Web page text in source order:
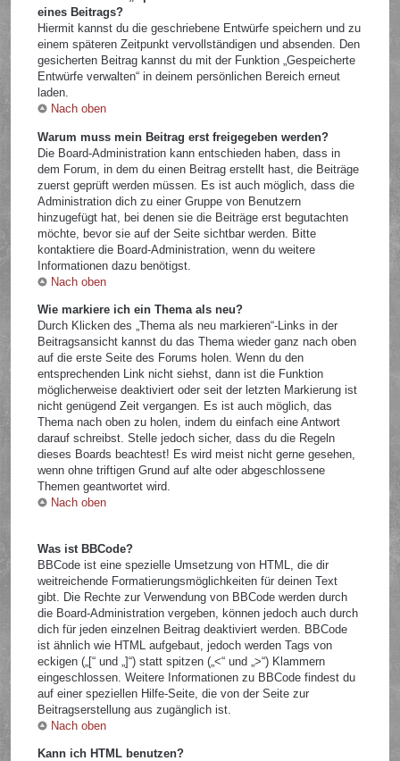
eines Beitrags?
Hiermit kannst du die geschriebene Entwürfe speichern und zu
einem späteren Zeitpunkt vervollständigen und absenden. Den
gesicherten Beitrag kannst du mit der Funktion „Gespeicherte
Entwürfe verwalten“ in deinem persönlichen Bereich erneut
laden.
Nach oben
Warum muss mein Beitrag erst freigegeben werden?
Die Board-Administration kann entschieden haben, dass in
dem Forum, in dem du einen Beitrag erstellt hast, die Beiträge
zuerst geprüft werden müssen. Es ist auch möglich, dass die
Administration dich zu einer Gruppe von Benutzern
hinzugefügt hat, bei denen sie die Beiträge erst begutachten
möchte, bevor sie auf der Seite sichtbar werden. Bitte
kontaktiere die Board-Administration, wenn du weitere
Informationen dazu benötigst.
Nach oben
Wie markiere ich ein Thema als neu?
Durch Klicken des „Thema als neu markieren“-Links in der
Beitragsansicht kannst du das Thema wieder ganz nach oben
auf die erste Seite des Forums holen. Wenn du den
entsprechenden Link nicht siehst, dann ist die Funktion
möglicherweise deaktiviert oder seit der letzten Markierung ist
nicht genügend Zeit vergangen. Es ist auch möglich, das
Thema nach oben zu holen, indem du einfach eine Antwort
darauf schreibst. Stelle jedoch sicher, dass du die Regeln
dieses Boards beachtest! Es wird meist nicht gerne gesehen,
wenn ohne triftigen Grund auf alte oder abgeschlossene
Themen geantwortet wird.
Nach oben
Was ist BBCode?
BBCode ist eine spezielle Umsetzung von HTML, die dir
weitreichende Formatierungsmöglichkeiten für deinen Text
gibt. Die Rechte zur Verwendung von BBCode werden durch
die Board-Administration vergeben, können jedoch auch durch
dich für jeden einzelnen Beitrag deaktiviert werden. BBCode
ist ähnlich wie HTML aufgebaut, jedoch werden Tags von
eckigen („[“ und „]“) statt spitzen („<“ und „>“) Klammern
eingeschlossen. Weitere Informationen zu BBCode findest du
auf einer speziellen Hilfe-Seite, die von der Seite zur
Beitragserstellung aus zugänglich ist.
Nach oben
Kann ich HTML benutzen?